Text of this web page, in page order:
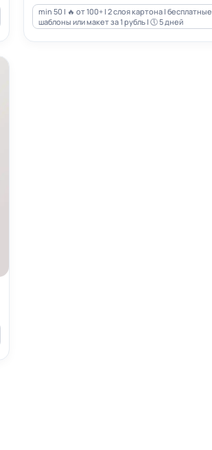
min 50 | 🔥 от 100+ | 2 слоя картона | бесплатные
шаблоны или макет за 1 рубль | 🕔 5 дней